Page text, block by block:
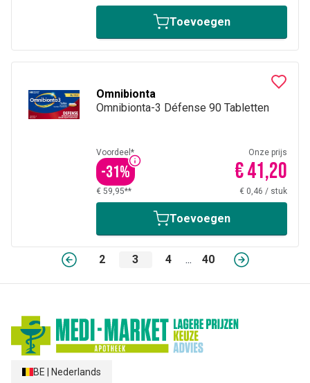
Toevoegen
Omnibionta
Omnibionta-3 Défense 90 Tabletten
Voordeel*
-31%
Onze prijs
€ 41,20
€ 59,95** € 0,46 / stuk
Toevoegen
2 3 4 ... 40
BE Nederlands